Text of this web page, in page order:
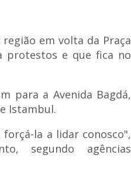
em volta da Praça
protestos e que fica no
para a Avenida Bagdá,
Istambul.
la a lidar conosco",
segundo agências